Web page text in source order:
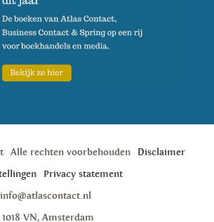
Alle rechten voorbehouden
Disclaimer
Privacy statement
info@atlascontact.nl
VN, Amsterdam